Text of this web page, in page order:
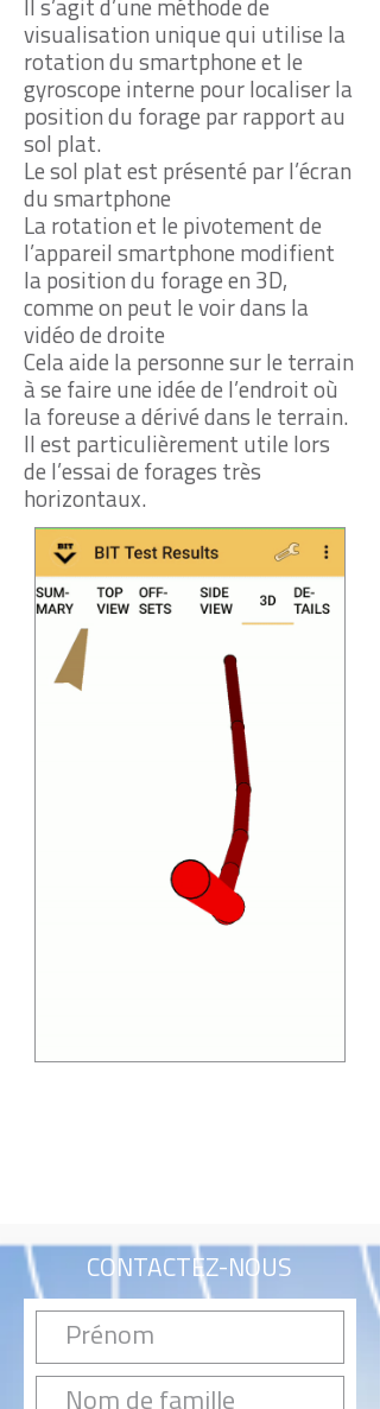
Il s’agit d’une méthode de
visualisation unique qui utilise la
rotation du smartphone et le
gyroscope interne pour localiser la
position du forage par rapport au
sol plat.
Le sol plat est présenté par l’écran
du smartphone
La rotation et le pivotement de
l’appareil smartphone modifient
la position du forage en 3D,
comme on peut le voir dans la
vidéo de droite
Cela aide la personne sur le terrain
à se faire une idée de l’endroit où
la foreuse a dérivé dans le terrain.
Il est particulièrement utile lors
de l’essai de forages très
horizontaux.
CONTACTEZ-NOUS